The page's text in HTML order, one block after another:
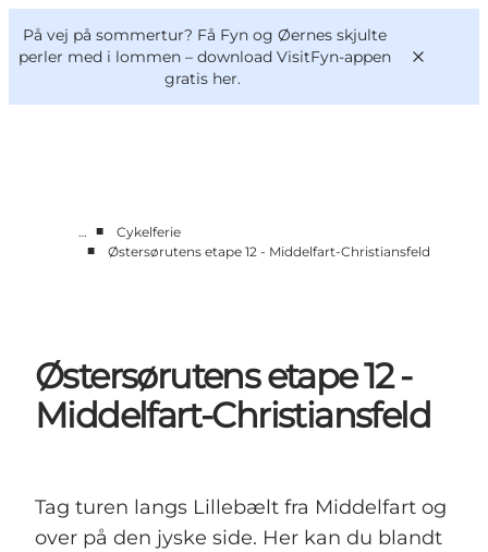
På vej på sommertur? Få Fyn og Øernes skjulte
perler med i lommen – download VisitFyn-appen
gratis her.
Oplevelser
Book lokale oplevelser
VisitFyn
Deutsch
… ■
Cykelferie
■
Østersørutens etape 12 - Middelfart-Christiansfeld
Østersørutens etape 12 -
Middelfart-Christiansfeld
Tag turen langs Lillebælt fra Middelfart og
over på den jyske side. Her kan du blandt